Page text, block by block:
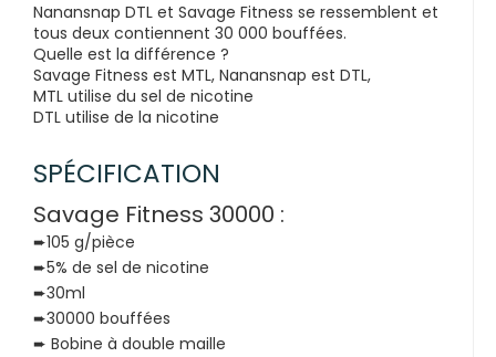
Nanansnap DTL et Savage Fitness se ressemblent et
tous deux contiennent 30 000 bouffées.
Quelle est la différence ?
Savage Fitness est MTL, Nanansnap est DTL,
MTL utilise du sel de nicotine
DTL utilise de la nicotine
SPÉCIFICATION
Savage Fitness 30000 :
➨105 g/pièce
➨5% de sel de nicotine
➨30ml
➨30000 bouffées
➨ Bobine à double maille